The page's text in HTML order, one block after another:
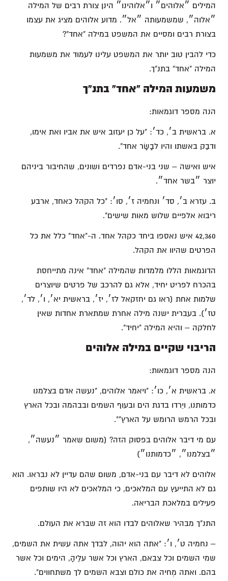
המילים ״אלוהים״ ו״אלוהינו״ הינן צורת רבים של המילה
״אלוה״, שמשמעותה ״אל״. מדוע אלוהים מציג את עצמו
בצורת רבים ומסיים את המשפט במילה "אחד"?
כדי להבין טוב יותר את המשפט עלינו לעמוד את משמעות
המילה "אחד" בתנ"ך.
משמעות המילה "אחד" בתנ"ך
הנה מספר דוגמאות:
א. בראשית ב׳, כד׳: "על כן יעזוב איש את אביו ואת אימו,
ודבַק באשתו והיו לבָשָׂר אחד".
איש ואישה – שני בני-אדם נפרדים ושונים, שהחיבור ביניהם
יוצר ״בשר אחד״.
ב. עזרא ב׳, סד׳ ונחמיה ז׳, סו׳: "כל הקהל כאחד, ארבע
ריבוא אלפיים שלוש מאות שישים".
42,360 איש נאספו ביחד כקהל אחד. ה-"אחד" כלל את כל
הפרטים שהיוו את הקהל.
הדוגמאות הללו מלמדות שהמילה "אחד" אינה מתייחסת
בהכרח לפריט יחיד, אלא גם להרכב של פרטים שיוצרים
שלמות אחת (ראו גם יחזקאל לז׳, יז׳, בראשית יא׳, ו׳, לד׳,
טז׳). בעברית ישנה מילה אחרת שמתארת אחדות שאין
לחלקה – והיא המילה "יחיד".
הריבוי שקיים במילה אלוהים
הנה מספר דוגמאות:
א. בראשית א׳, כו׳: "ויאמר אלוהים, "נעשה אדם בצלמנו
כדמותנו, ויֵרדו בדגת הים ובעוף השמים ובבהמה ובכל הארץ
ובכל הרמש הרומש על הארץ"".
עם מי דיבר אלוהים בפסוק הזה? (משום שאמר ״נעשה״,
״בצלמנו״, ״כדמותנו״)
אלוהים לא דיבר עם בני-אדם, משום שהם עדיין לא נבראו. הוא
גם לא התייעץ עם המלאכים, כי המלאכים לא היו שותפים
פעילים במלאכת הבריאה.
התנ"ך מבהיר שאלוהים לבדו הוא זה שברא את העולם.
– נחמיה ט׳, ו׳: "אתה הוא יהוה, לבדך אתה עשית את השמים,
שמי השמים וכל צבאם, הארץ וכל אשר עלֶיהָ, הימים וכל אשר
בהם. ואתה מְחיה את כולם וצבא השמים לך משתחווים".